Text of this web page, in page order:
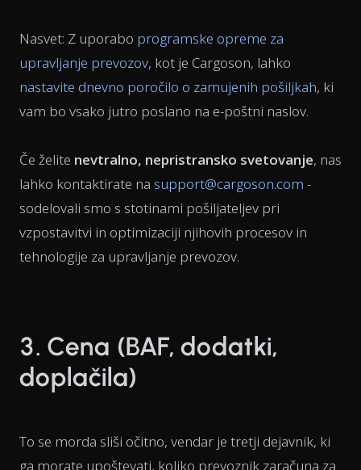
Nasvet: Z uporabo programske opreme za
upravljanje prevozov, kot je Cargoson, lahko
nastavite dnevno poročilo o zamujenih pošiljkah, ki
vam bo vsako jutro poslano na e-poštni naslov.
Če želite nevtralno, nepristransko svetovanje, nas
lahko kontaktirate na support@cargoson.com -
sodelovali smo s stotinami pošiljateljev pri
vzpostavitvi in optimizaciji njihovih procesov in
tehnologije za upravljanje prevozov.
3. Cena (BAF, dodatki,
doplačila)
To se morda sliši očitno, vendar je tretji dejavnik, ki
ga morate upoštevati, koliko prevoznik zaračuna za